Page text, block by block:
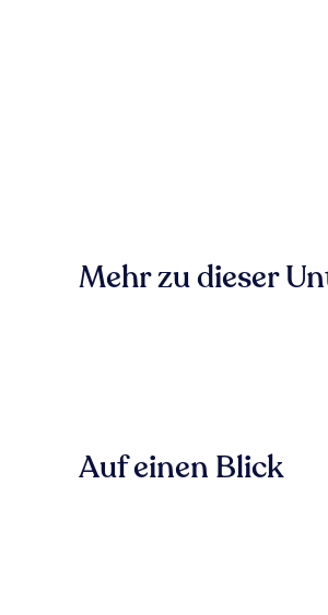
Mehr zu dieser
Auf einen Blick